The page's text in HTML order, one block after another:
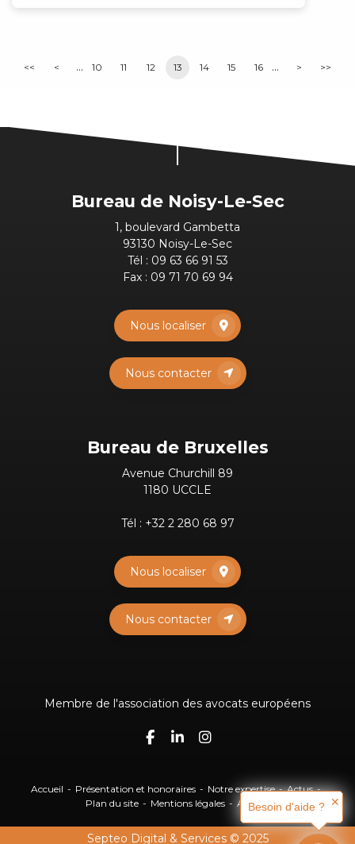
<< < ... 10 11 12 13 14 15 16 ... > >>
Bureau de Noisy-Le-Sec
1, boulevard Gambetta
93130 Noisy-Le-Sec
Tél : 09 63 66 91 53
Fax : 09 71 70 69 94
Nous localiser
Nous contacter
Bureau de Bruxelles
Avenue Churchill 89
1180 UCCLE
Tél : +32 2 280 68 97
Nous localiser
Nous contacter
Membre de l'association des avocats européens
Accueil Présentation et honoraires Notre expertise
Actus
Plan du site
Mentions légales Articles
Septeo Digital & Services © 2025
Besoin d'aide ? ✕